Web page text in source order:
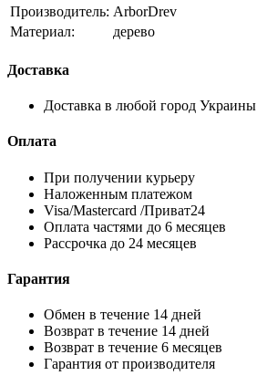
Производитель: ArborDrev
Материал:
дерево
Доставка
Доставка в любой город Украины
Оплата
При получении курьеру
Наложенным платежом
Visa/Mastercard /Приват24
Оплата частями до 6 месяцев
Рассрочка до 24 месяцев
Гарантия
Обмен в течение 14 дней
Возврат в течение 14 дней
Возврат в течение 6 месяцев
Гарантия от производителя